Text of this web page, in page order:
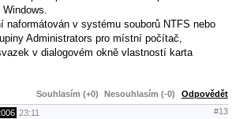
naformátován v systému souborů NTFS nebo
Administrators pro místní počítač,
v dialogovém okně vlastností karta
Souhlasím (+0) Nesouhlasím (-0) Odpovědět
23:11 #13